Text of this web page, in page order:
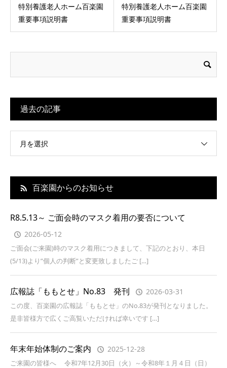
特別養護老人ホーム百楽園
重要事項説明書
特別養護老人ホーム百楽園
重要事項説明書
過去の記事
月を選択
百楽園からのお知らせ
R8.5.13～ ご面会時のマスク着用の要否について
2026-05-12
ご面会(ご来園)時のマスク着用につきまして、下記のとおり、本日
(5/13)より”個人の判断”と変更致しましたご […]
広報誌「ももとせ」No.83 発刊 2026-03-31
この度、百楽園の広報誌「ももとせ」のNo.83が発刊となりました。
是非皆様方で広くご高覧いただければ幸いです […]
年末年始体制のご案内 2025-12-28
ご来園の皆様へ 令和7年12月30日（火）～令和8年１月４日（日）